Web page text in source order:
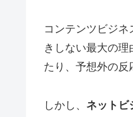
コンテンツビジ
きしない最大の
たり、予想外の反
しかし、 ネットビ